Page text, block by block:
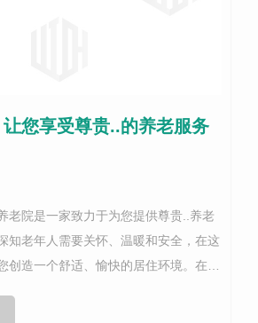
您享受尊贵..的养老服务
老院是一家致力于为您提供尊贵..养老
知老年人需要关怀、温暖和安全，在这
创造一个舒适、愉快的居住环境。在铜
深刻的理解，...